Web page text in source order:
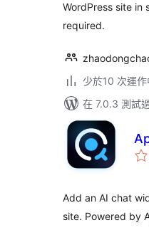
WordPress site
required.
少於10 次運
在 7.0.3 測試
Add an AI chat
site. Powered by